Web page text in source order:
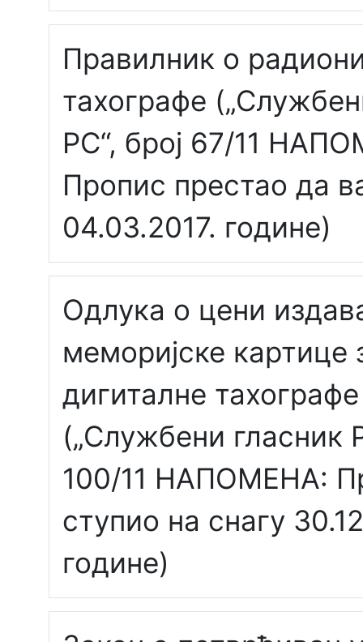
Правилник о
тахографе
РС“, број 67/11
Пропис престао да
04.03.2017. године)
Одлука о цени
меморијске картице
дигиталне тахографе
(„Службени гласник
100/11 НАПОМЕНА:
ступио на снагу
године)